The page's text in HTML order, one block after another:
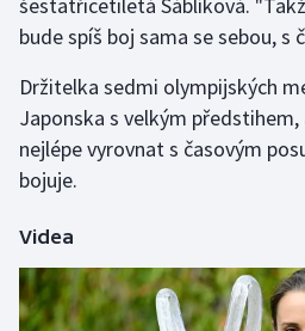
Krasobruslení
Lezení
Lyže a snowboard
Moderní pětiboj
Motorsport
šestatřicetiletá Sáblíková.
bude spíš boj sama se sebou, s
Držitelka sedmi olympijských
Japonska s velkým
nejlépe vyrovnat s časovým
bojuje.
Videa